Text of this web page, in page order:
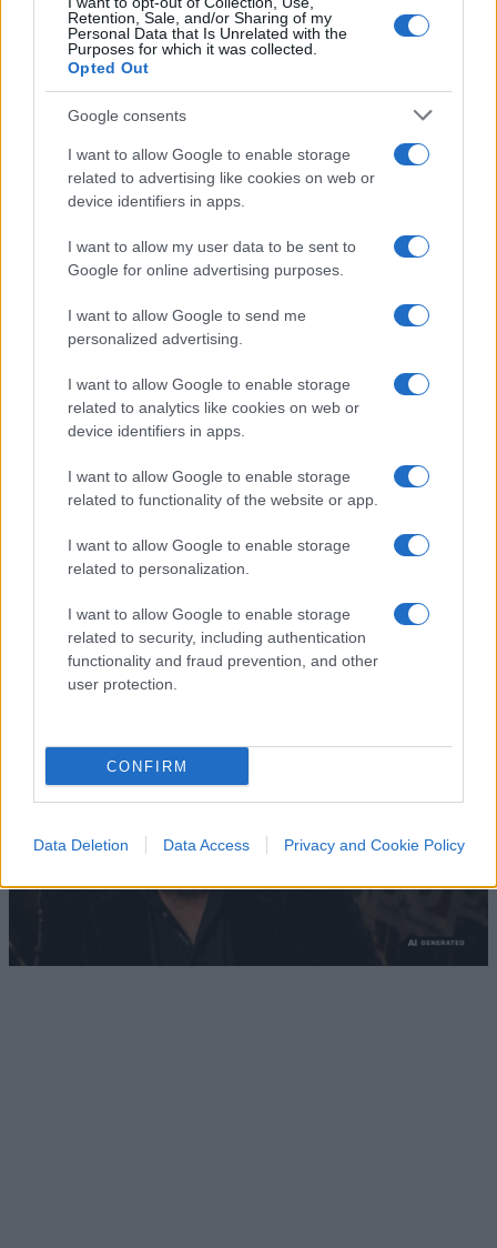
Retention, Sale, and/or Sharing of my
Personal Data that Is Unrelated with the
Purposes for which it was collected.
Opted Out
Google consents
I want to allow Google to enable storage
related to advertising like cookies on web or
device identifiers in apps.
I want to allow my user data to be sent to
Google for online advertising purposes.
I want to allow Google to send me
personalized advertising.
I want to allow Google to enable storage
related to analytics like cookies on web or
device identifiers in apps.
I want to allow Google to enable storage
related to functionality of the website or app.
I want to allow Google to enable storage
related to personalization.
I want to allow Google to enable storage
related to security, including authentication
functionality and fraud prevention, and other
user protection.
CONFIRM
Data Deletion Data Access Privacy and Cookie Policy
Luigi Bisignani per Il Tempo, 8 agosto 2026
Caro Porro, la sinistra lo
voleva. Ma Guccini era un
Il cantautore non era coercibile all'ottusa
La Posta
8 Agosto 2026, 18:00